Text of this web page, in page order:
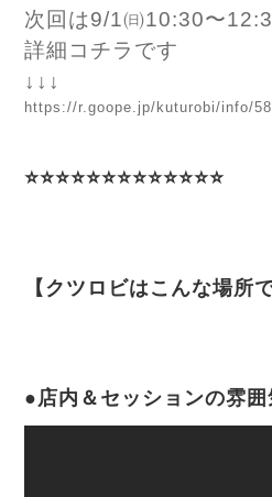
次回は9/1㈰10:30〜
詳細コチラです
↓↓↓
https://r.goope.jp/kuturobi/info/
⭐⭐⭐⭐⭐⭐⭐⭐⭐⭐⭐⭐⭐
【クツロビはこんな場所で
●店内＆セッションの雰